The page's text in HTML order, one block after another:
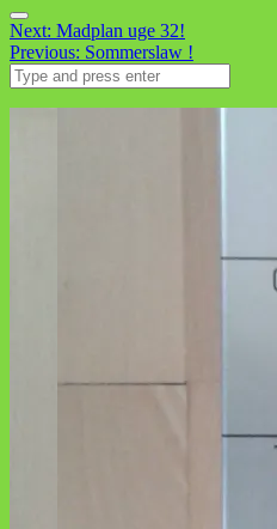
Menu
Post
navigation
Next: Madplan uge 32!
Previous: Sommerslaw !
Search